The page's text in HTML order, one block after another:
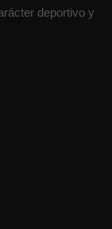
deportivo y